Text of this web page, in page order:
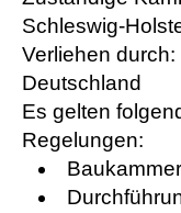
Schleswig-
Verliehen
Deutschland
Es gelten
Regelungen: